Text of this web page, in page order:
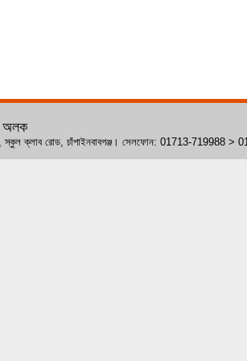
অলক
স্কুল ক্লাব রোড, চাঁপাইনবাবগঞ্জ। সেলফোন: 01713-